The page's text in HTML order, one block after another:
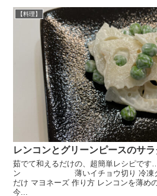
【料理】
レンコンとグリーンピースのサ
茹でて和えるだけの、超簡単レシピです
ン 薄いイチョウ切り 冷凍グ
だけ マヨネーズ 作り方 レンコンを薄め
今...